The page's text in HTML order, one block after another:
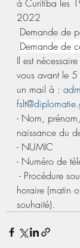
à Curitiba les
2022
Demande de
Demande de
Il est
vous avant le
un mail à :
- Nom,
naissance du
- NUMIC
- Numéro de
- Procédure
horaire (matin
souhaité).